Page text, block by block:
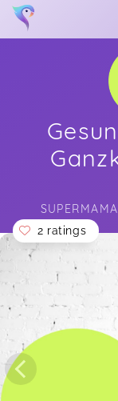
Soon you will
2 ratings